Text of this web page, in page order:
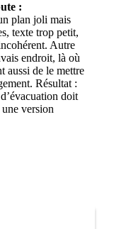
:
plan joli mais
texte trop petit,
Autre
endroit, là où
aussi de le mettre
Résultat :
doit
version